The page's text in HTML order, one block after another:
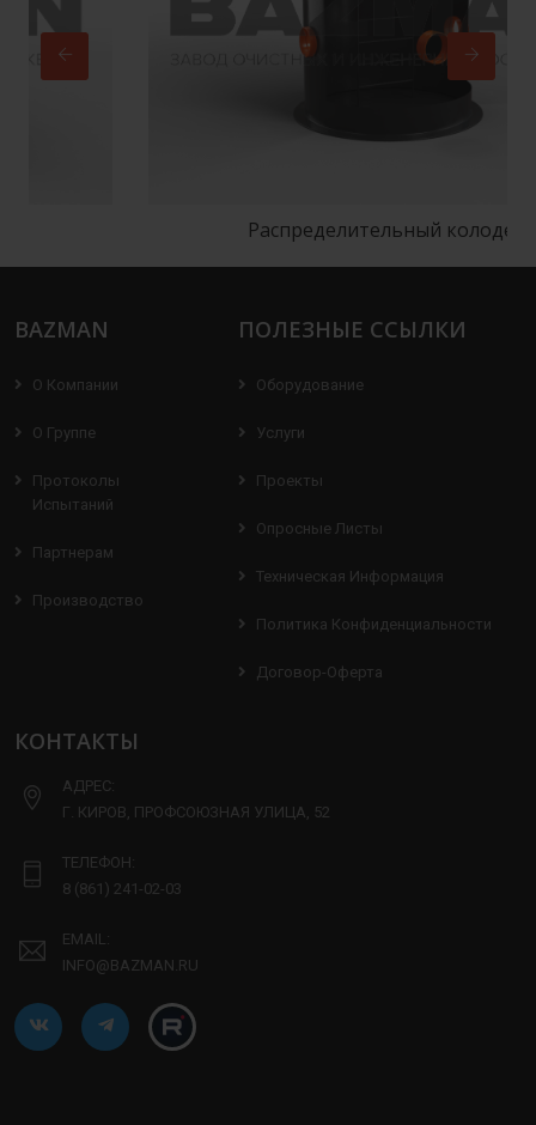
Распределительный колодец
BAZMAN
О Компании
О Группе
Протоколы
Испытаний
Партнерам
Производство
ПОЛЕЗНЫЕ ССЫЛКИ
Оборудование
Услуги
Проекты
Опросные Листы
Техническая Информация
Политика Конфиденциальности
Договор-Оферта
КОНТАКТЫ
АДРЕС:
Г. КИРОВ, ПРОФСОЮЗНАЯ УЛИЦА, 52
ТЕЛЕФОН:
8 (861) 241-02-03
EMAIL:
INFO@BAZMAN.RU